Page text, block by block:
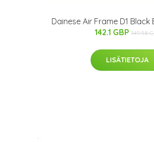
Dainese Air Frame D1 Black
142.1 GBP 149.58
LISÄTIETOJA